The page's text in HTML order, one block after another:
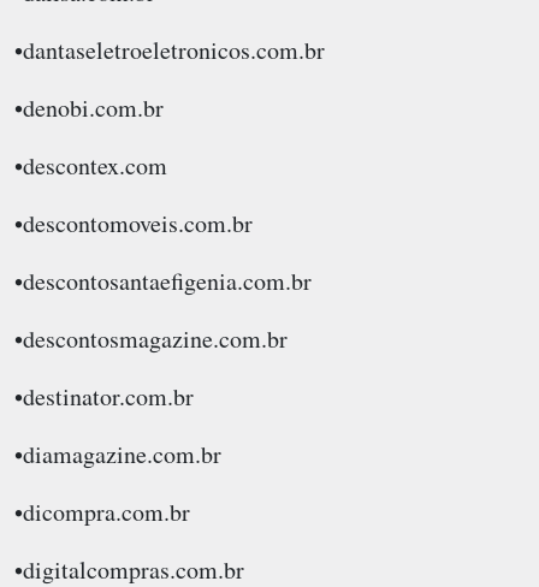
•dantaseletroeletronicos.com.br
•denobi.com.br
•descontex.com
•descontomoveis.com.br
•descontosantaefigenia.com.br
•descontosmagazine.com.br
•destinator.com.br
•diamagazine.com.br
•dicompra.com.br
•digitalcompras.com.br